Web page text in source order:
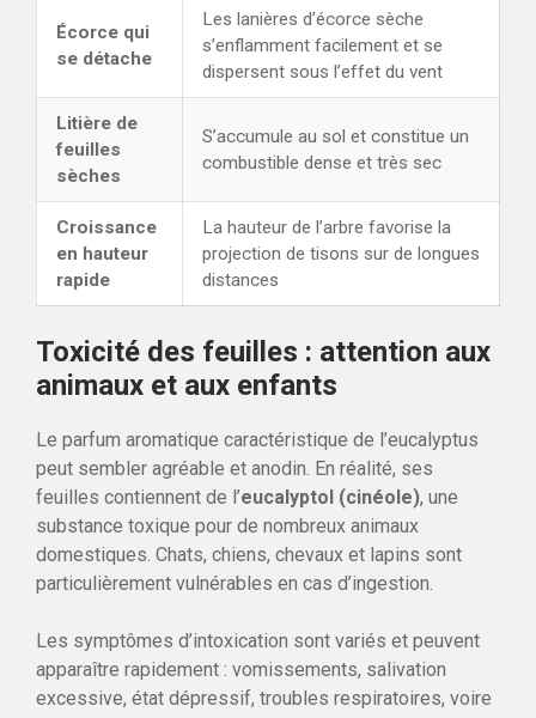
Écorce qui
se détache
Les lanières d’écorce sèche
s’enflamment facilement et se
dispersent sous l’effet du vent
Litière de
feuilles
sèches
S’accumule au sol et constitue un
combustible dense et très sec
Croissance
en hauteur
rapide
La hauteur de l’arbre favorise la
projection de tisons sur de longues
distances
Toxicité des feuilles : attention aux
animaux et aux enfants
Le parfum aromatique caractéristique de l’eucalyptus
peut sembler agréable et anodin. En réalité, ses
feuilles contiennent de l’eucalyptol (cinéole), une
substance toxique pour de nombreux animaux
domestiques. Chats, chiens, chevaux et lapins sont
particulièrement vulnérables en cas d’ingestion.
Les symptômes d’intoxication sont variés et peuvent
apparaître rapidement : vomissements, salivation
excessive, état dépressif, troubles respiratoires, voire